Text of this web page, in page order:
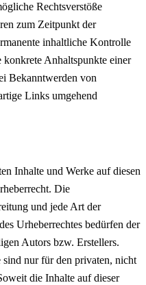
Rechtsverstöße
zum Zeitpunkt der
inhaltliche Kontrolle
Anhaltspunkte einer
Bekanntwerden von
Links umgehend
Inhalte und Werke auf diesen
Die
und jede Art der
Urheberrechtes bedürfen der
Autors bzw. Erstellers.
nur für den privaten, nicht
die Inhalte auf dieser